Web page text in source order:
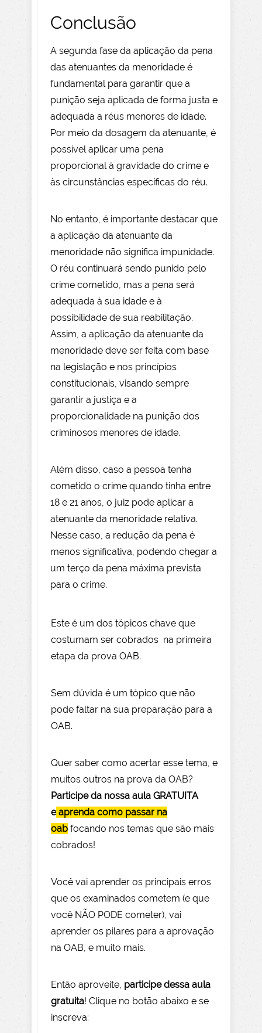
Conclusão
A segunda fase da aplicação da pena
das atenuantes da menoridade é
fundamental para garantir que a
punição seja aplicada de forma justa e
adequada a réus menores de idade.
Por meio da dosagem da atenuante, é
possível aplicar uma pena
proporcional à gravidade do crime e
às circunstâncias específicas do réu.
No entanto, é importante destacar que
a aplicação da atenuante da
menoridade não significa impunidade.
O réu continuará sendo punido pelo
crime cometido, mas a pena será
adequada à sua idade e à
possibilidade de sua reabilitação.
Assim, a aplicação da atenuante da
menoridade deve ser feita com base
na legislação e nos princípios
constitucionais, visando sempre
garantir a justiça e a
proporcionalidade na punição dos
criminosos menores de idade.
Além disso, caso a pessoa tenha
cometido o crime quando tinha entre
18 e 21 anos, o juiz pode aplicar a
atenuante da menoridade relativa.
Nesse caso, a redução da pena é
menos significativa, podendo chegar a
um terço da pena máxima prevista
para o crime.
Este é um dos tópicos chave que
costumam ser cobrados na primeira
etapa da prova OAB.
Sem dúvida é um tópico que não
pode faltar na sua preparação para a
OAB.
Quer saber como acertar esse tema, e
muitos outros na prova da OAB?
Participe da nossa aula GRATUITA
e aprenda como passar na
oab focando nos temas que são mais
cobrados!
Você vai aprender os principais erros
que os examinados cometem (e que
você NÃO PODE cometer), vai
aprender os pilares para a aprovação
na OAB, e muito mais.
Então aproveite, participe dessa aula
gratuita! Clique no botão abaixo e se
inscreva: